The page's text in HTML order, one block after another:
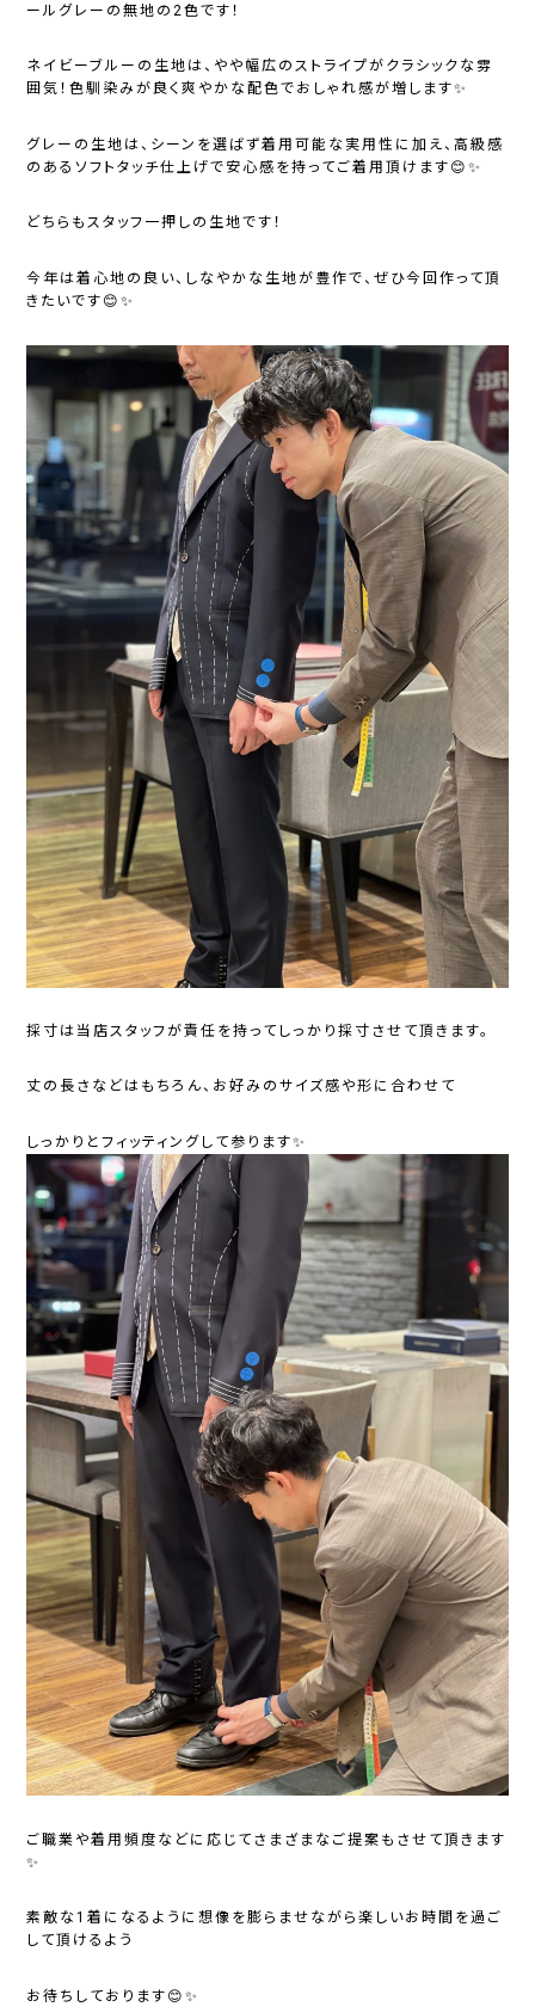
ールグレーの無地の2色です！
ネイビーブルーの生地は、やや幅広のストライプがクラシックな雰
囲気！色馴染みが良く爽やかな配色でおしゃれ感が増します✨
グレーの生地は、シーンを選ばず着用可能な実用性に加え、高級感
のあるソフトタッチ仕上げで安心感を持ってご着用頂けます😊✨
どちらもスタッフ一押しの生地です！
今年は着心地の良い、しなやかな生地が豊作で、ぜひ今回作って頂
きたいです😊✨
採寸は当店スタッフが責任を持ってしっかり採寸させて頂きます。
丈の長さなどはもちろん、お好みのサイズ感や形に合わせて
しっかりとフィッティングして参ります✨
ご職業や着用頻度などに応じてさまざまなご提案もさせて頂きます
✨
素敵な1着になるように想像を膨らませながら楽しいお時間を過ご
して頂けるよう
お待ちしております😊✨